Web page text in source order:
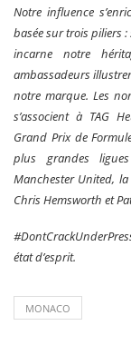
Notre influence
basée sur trois piliers
incarne notre
ambassadeurs
notre marque. Les
s’associent à TAG
Grand Prix de
plus grandes
Manchester United,
Chris Hemsworth et
état d’esprit.
MONACO